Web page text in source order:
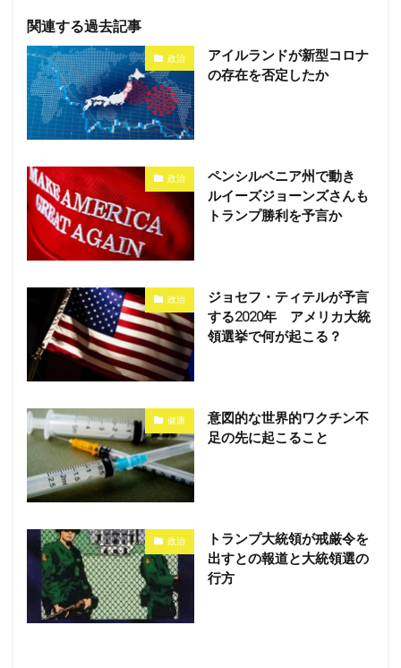
関連する過去記事
政治
アイルランドが新型コロナ
の存在を否定したか
政治
ペンシルベニア州で動き
ルイーズジョーンズさんも
トランプ勝利を予言か
政治
ジョセフ・ティテルが予言
する2020年 アメリカ大統
領選挙で何が起こる？
健康
意図的な世界的ワクチン不
足の先に起こること
政治
トランプ大統領が戒厳令を
出すとの報道と大統領選の
行方